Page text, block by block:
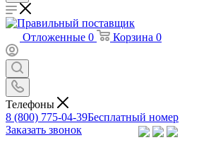
Отложенные 0 Корзина 0
Телефоны
8 (800) 775-04-39Бесплатный номер
Заказать звонок